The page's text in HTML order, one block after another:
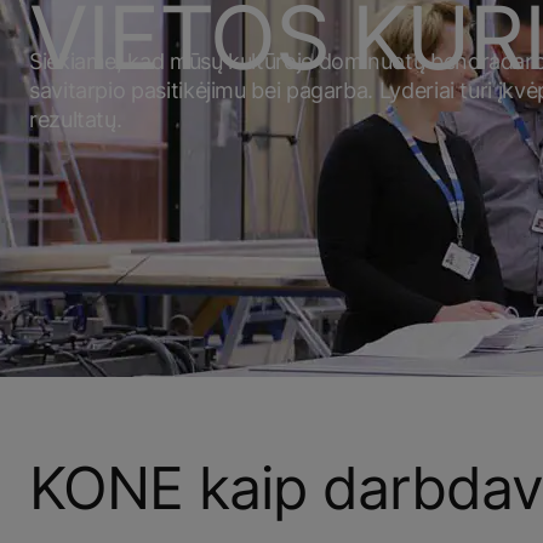
VIETOS
Siekiame, kad mūsų kultūroje dominuotų
savitarpio pasitikėjimu bei pagarba. Lyderiai turi
rezultatų.
KONE kaip